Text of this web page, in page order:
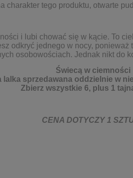
charakter tego produktu, otwarte
i lubi chować się w kącie. To
odkryć jednego w nocy,
osobowościach. Jednak nikt do
Świecą w ciemności
lalka sprzedawana oddzielnie w
Zbierz wszystkie 6, plus 1
CENA DOTYCZY 1